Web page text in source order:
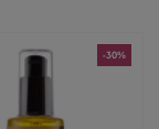
-30%